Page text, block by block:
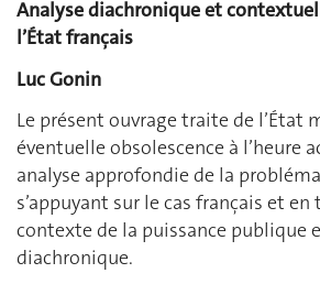
Analyse diachronique et
l’État français
Luc Gonin
Le présent ouvrage traite de l’État
éventuelle obsolescence à l’heure
analyse approfondie de la
s’appuyant sur le cas français et
contexte de la puissance publique
diachronique.